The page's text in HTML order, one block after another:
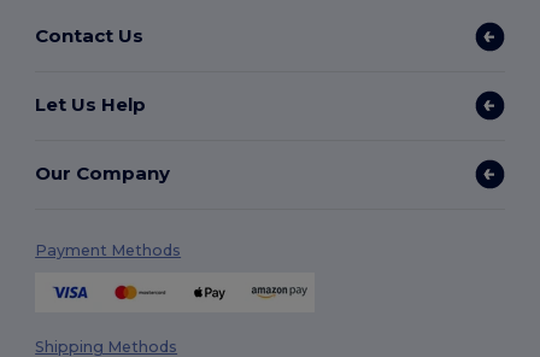
Contact Us
Let Us Help
Our Company
Payment Methods
Shipping Methods